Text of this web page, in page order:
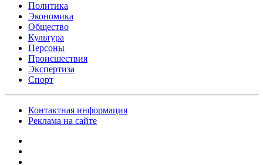
Политика
Экономика
Общество
Культура
Персоны
Происшествия
Экспертиза
Спорт
Контактная информация
Реклама на сайте